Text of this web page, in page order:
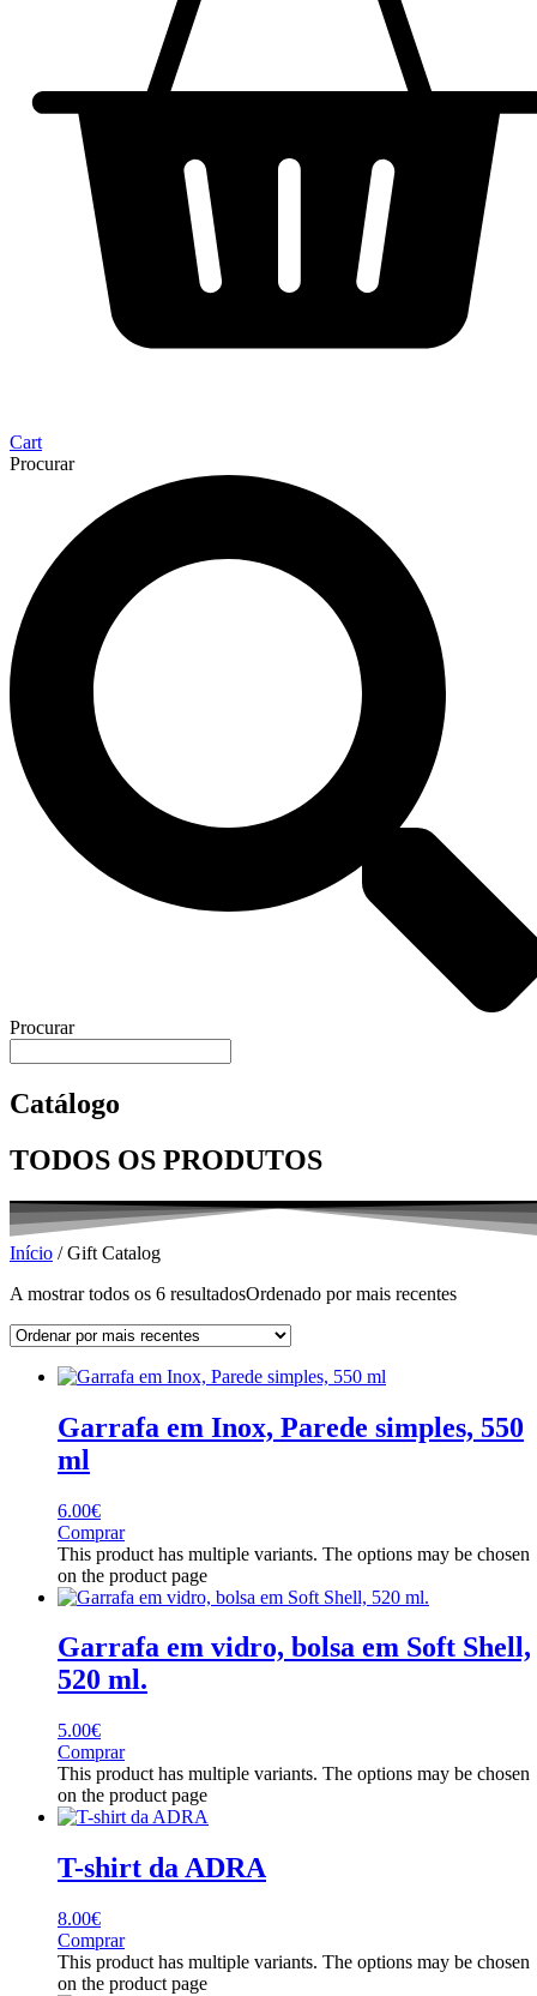
Cart
Procurar
Procurar
Catálogo
TODOS OS PRODUTOS
Início / Gift Catalog
A mostrar todos os 6 resultadosOrdenado por mais recentes
Garrafa em Inox, Parede simples, 550
ml
6.00€
Comprar
This product has multiple variants. The options may be chosen
on the product page
Garrafa em vidro, bolsa em Soft Shell,
520 ml.
5.00€
Comprar
This product has multiple variants. The options may be chosen
on the product page
T-shirt da ADRA
8.00€
Comprar
This product has multiple variants. The options may be chosen
on the product page